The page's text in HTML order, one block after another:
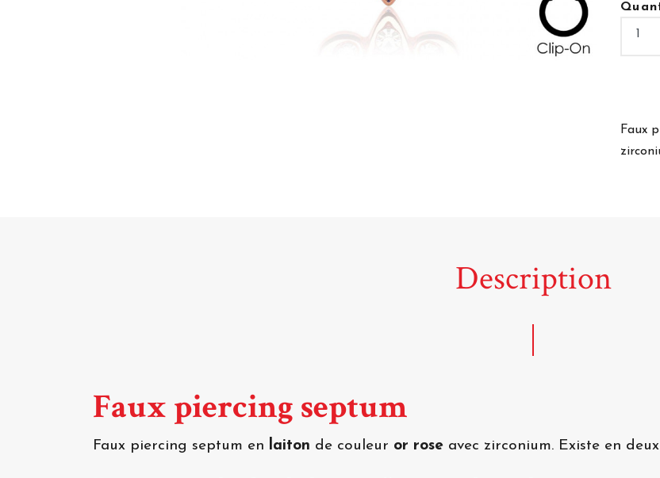
Faux
Description
Faux piercing septum
Faux piercing septum en laiton de couleur or rose avec zirconium. Existe en